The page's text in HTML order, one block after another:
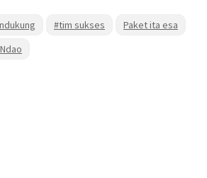
#tim sukses
Paket ita esa